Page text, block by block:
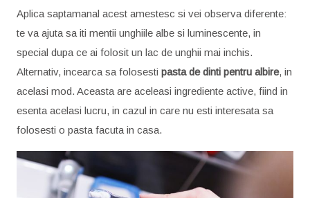
Aplica saptamanal acest amestesc si vei observa diferente:
te va ajuta sa iti mentii unghiile albe si luminescente, in
special dupa ce ai folosit un lac de unghii mai inchis.
Alternativ, incearca sa folosesti pasta de dinti pentru albire, in
acelasi mod. Aceasta are aceleasi ingrediente active, fiind in
esenta acelasi lucru, in cazul in care nu esti interesata sa
folosesti o pasta facuta in casa.